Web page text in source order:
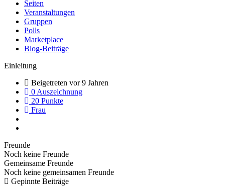
Seiten
Veranstaltungen
Gruppen
Polls
Marketplace
Blog-Beiträge
Einleitung
Beigetreten vor 9 Jahren
0 Auszeichnung
20 Punkte
Frau
Freunde
Noch keine Freunde
Gemeinsame Freunde
Noch keine gemeinsamen Freunde
Gepinnte Beiträge